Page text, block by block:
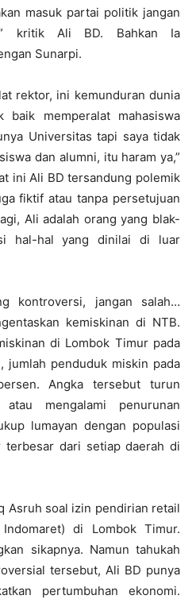
masuk partai politik jangan
kritik Ali BD. Bahkan Ia
Sunarpi.
rektor, ini kemunduran dunia
baik memperalat mahasiswa
Universitas tapi saya tidak
dan alumni, itu haram ya,”
ini Ali BD tersandung polemik
fiktif atau tanpa persetujuan
Ali adalah orang yang blak-
hal-hal yang dinilai di luar
kontroversi, jangan salah…
kemiskinan di NTB.
di Lombok Timur pada
jumlah penduduk miskin pada
Angka tersebut turun
mengalami penurunan
lumayan dengan populasi
terbesar dari setiap daerah di
Asruh soal izin pendirian retail
di Lombok Timur.
sikapnya. Namun tahukah
tersebut, Ali BD punya
pertumbuhan ekonomi.